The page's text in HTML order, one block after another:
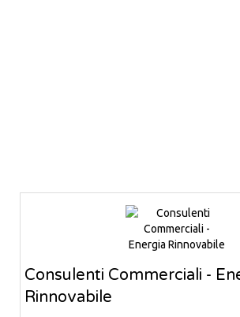
Consulenti Commerciali -
Rinnovabile